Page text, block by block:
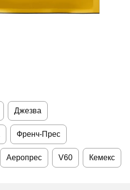
Джезва
Френч-Прес
Аеропрес V60 Кемекс